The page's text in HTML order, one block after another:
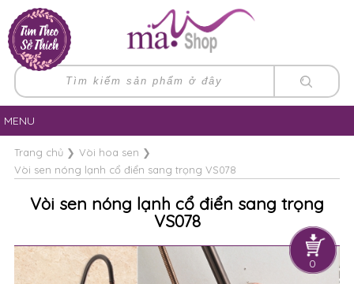
0
MENU
Trang chủ❯ Vòi hoa sen ❯
Vòi sen nóng lạnh cổ điển sang trọng VS078
Vòi sen nóng lạnh cổ điển sang trọng
VS078